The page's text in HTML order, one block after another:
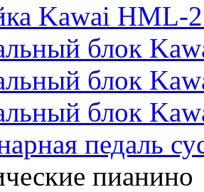
Kawai HML-
блок
блок
блок
педаль
пианино